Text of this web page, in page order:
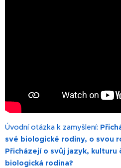
Úvodní otázka k zamyšlení:
své biologické rodiny, o svou
Přicházejí o svůj jazyk, kulturu
biologická rodina?